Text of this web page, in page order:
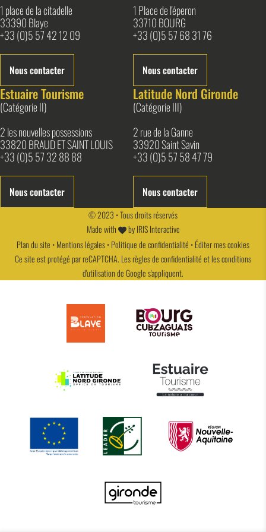
1 place de la citadelle
33390 Blaye
+33 (0)5 57 42 12 09
Nous contacter
1 Place de l'éperon
33710 BOURG
+33 (0)5 57 68 31 76
Nous contacter
Estuaire Tourisme
(Catégorie II)
2 les nouvelles possessions
33820 BRAUD ET SAINT LOUIS
+33 (0)5 57 32 88 88
Nous contacter
Latitude Nord Gironde
(Catégorie III)
2 rue de la Ganne
33920 Saint Savin
+33 (0)5 57 58 47 79
Nous contacter
© 2023 • Tous droits réservés
Made with
byIRIS Interactive
Plan du site •Mentions légales•Politique de confidentialité •Éditer mes cookies
Ce site est protégé par reCAPTCHA. Lesrègles de confidentialitéet lesconditions
d'utilisationde Google s'appliquent.